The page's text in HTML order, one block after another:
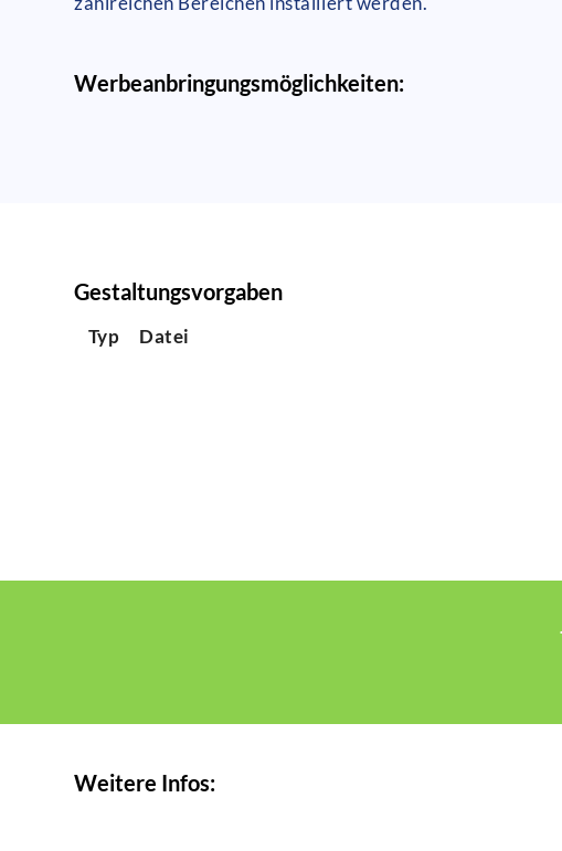
Werbeanbringungsmöglichkeiten:
Gestaltungsvorgaben
Typ Datei
Weitere Infos: